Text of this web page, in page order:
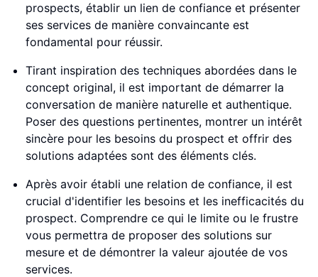
prospects, établir un lien de confiance et présenter
ses services de manière convaincante est
fondamental pour réussir.
Tirant inspiration des techniques abordées dans le
concept original, il est important de démarrer la
conversation de manière naturelle et authentique.
Poser des questions pertinentes, montrer un intérêt
sincère pour les besoins du prospect et offrir des
solutions adaptées sont des éléments clés.
Après avoir établi une relation de confiance, il est
crucial d'identifier les besoins et les inefficacités du
prospect. Comprendre ce qui le limite ou le frustre
vous permettra de proposer des solutions sur
mesure et de démontrer la valeur ajoutée de vos
services.